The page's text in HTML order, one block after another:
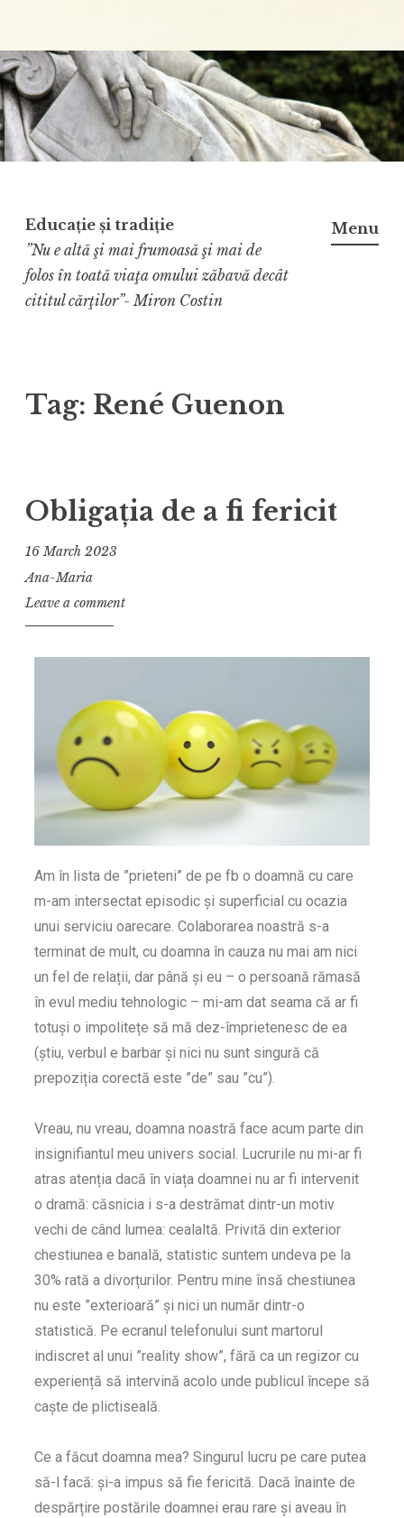
Educație și tradiție
”Nu e altă şi mai frumoasă şi mai de
folos în toată viaţa omului zăbavă decât
cititul cărţilor”- Miron Costin
Menu
Tag: René Guenon
Obligația de a fi fericit
16 March 2023
Ana-Maria
Leave a comment
Am în lista de ”prieteni” de pe fb o doamnă cu care
m-am intersectat episodic și superficial cu ocazia
unui serviciu oarecare. Colaborarea noastră s-a
terminat de mult, cu doamna în cauza nu mai am nici
un fel de relații, dar până și eu – o persoană rămasă
în evul mediu tehnologic – mi-am dat seama că ar fi
totuși o impolitețe să mă dez-împrietenesc de ea
(știu, verbul e barbar și nici nu sunt singură că
prepoziția corectă este ”de” sau ”cu”).
Vreau, nu vreau, doamna noastră face acum parte din
insignifiantul meu univers social. Lucrurile nu mi-ar fi
atras atenția dacă în viața doamnei nu ar fi intervenit
o dramă: căsnicia i s-a destrămat dintr-un motiv
vechi de când lumea: cealaltă. Privită din exterior
chestiunea e banală, statistic suntem undeva pe la
30% rată a divorțurilor. Pentru mine însă chestiunea
nu este ”exterioară” și nici un număr dintr-o
statistică. Pe ecranul telefonului sunt martorul
indiscret al unui ”reality show”, fără ca un regizor cu
experiență să intervină acolo unde publicul începe să
caște de plictiseală.
Ce a făcut doamna mea? Singurul lucru pe care putea
să-l facă: și-a impus să fie fericită. Dacă înainte de
despărțire postările doamnei erau rare și aveau în